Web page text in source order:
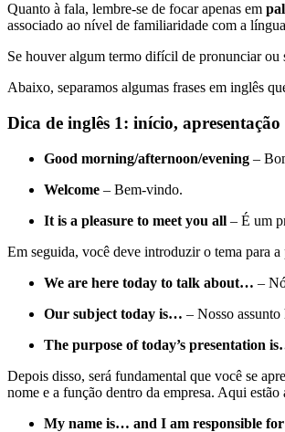
Quanto à fala, lembre-se de focar apenas em
associado ao nível de familiaridade com a
Se houver algum termo difícil de pronunciar ou
Abaixo, separamos algumas frases em inglês
Dica de inglês 1: início,
Good morning/afternoon/evening –
Welcome – Bem-vindo.
It is a pleasure to meet you all – É um
Em seguida, você deve introduzir o tema para
We are here today to talk about… –
Our subject today is… – Nosso
The purpose of today’s presentation
Depois disso, será fundamental que você se
nome e a função dentro da empresa. Aqui
My name is… and I am responsible